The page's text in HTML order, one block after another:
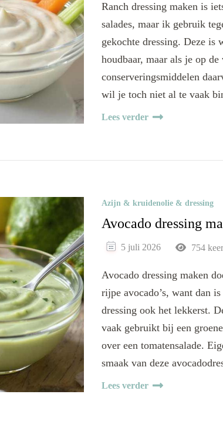
Ranch dressing maken is
salades, maar ik gebruik
gekochte dressing. Deze is
houdbaar, maar als je op
conserveringsmiddelen
wil je toch niet al te vaak
Lees verder
Azijn & kruidenolie & dressing
Avocado dressing
5 juli 2026 754
Avocado dressing maken
rijpe avocado’s, want dan
dressing ook het lekkerst.
vaak gebruikt bij een
over een tomatensalade.
smaak van deze
Lees verder